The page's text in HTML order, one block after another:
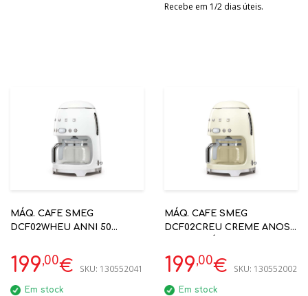
Recebe em 1/2 dias úteis.
MÁQ. CAFE SMEG
DCF02WHEU ANNI 50
199,00€ SKU: 130552041
Em stock
MÁQ. CAFE SMEG
DCF02CREU CREME ANOS
199,00€ SKU: 130552002
Em stock